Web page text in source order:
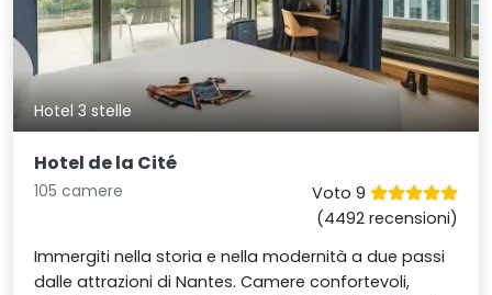
Hotel 3 stelle
Hotel de la Cité
105 camere
Voto 9
(4492 recensioni)
Immergiti nella storia e nella modernità a due passi
dalle attrazioni di Nantes. Camere confortevoli,